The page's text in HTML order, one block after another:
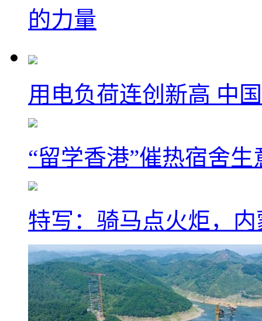
的力量
用电负荷连创新高 中
“留学香港”催热宿舍
特写：骑马点火炬，